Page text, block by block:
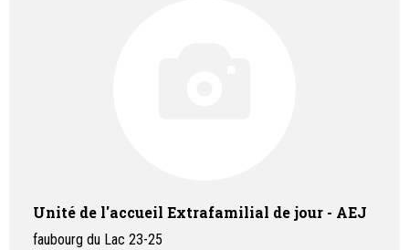
Unité de l'accueil Extrafamilial de jour - AEJ
faubourg du Lac 23-25